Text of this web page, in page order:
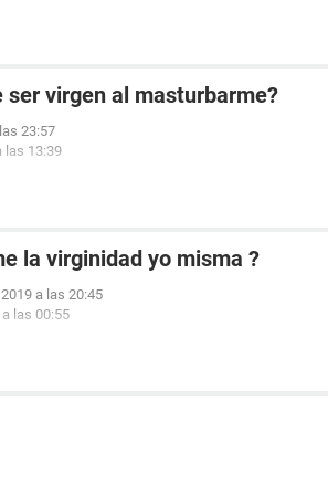
ser virgen al masturbarme?
23:57
las 13:39
la virginidad yo misma ?
a las 20:45
las 00:55